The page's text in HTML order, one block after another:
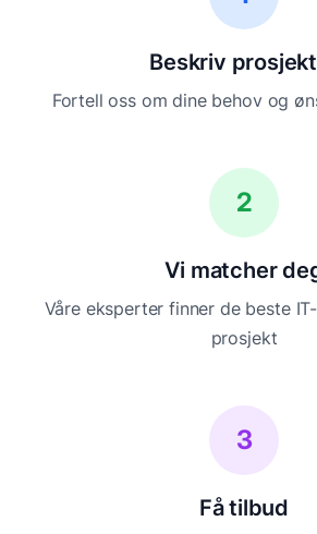
Beskriv
Fortell oss om dine behov og
2
Vi matcher
Våre eksperter finner de beste
prosjekt
3
Få tilbud